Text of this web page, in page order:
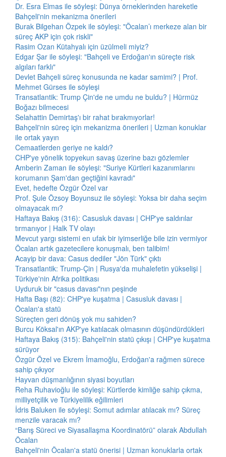
Dr. Esra Elmas ile söyleşi: Dünya örneklerinden hareketle
Bahçeli'nin mekanizma önerileri
Burak Bilgehan Özpek ile söyleşi: "Öcalan’ı merkeze alan bir
süreç AKP için çok riskli"
Rasim Ozan Kütahyalı için üzülmeli miyiz?
Edgar Şar ile söyleşi: "Bahçeli ve Erdoğan'ın süreçte risk
algıları farklı"
Devlet Bahçeli süreç konusunda ne kadar samimi? | Prof.
Mehmet Gürses ile söyleşi
Transatlantik: Trump Çin'de ne umdu ne buldu? | Hürmüz
Boğazı bilmecesi
Selahattin Demirtaş'ı bir rahat bırakmıyorlar!
Bahçeli'nin süreç için mekanizma önerileri | Uzman konuklar
ile ortak yayın
Cemaatlerden geriye ne kaldı?
CHP'ye yönelik topyekun savaş üzerine bazı gözlemler
Amberin Zaman ile söyleşi: "Suriye Kürtleri kazanımlarını
korumanın Şam'dan geçtiğini kavradı"
Evet, hedefte Özgür Özel var
Prof. Şule Özsoy Boyunsuz ile söyleşi: Yoksa bir daha seçim
olmayacak mı?
Haftaya Bakış (316): Casusluk davası | CHP'ye saldırılar
tırmanıyor | Halk TV olayı
Mevcut yargı sistemi en ufak bir iyimserliğe bile izin vermiyor
Öcalan artık gazetecilere konuşmalı, ben talibim!
Acayip bir dava: Casus dediler "Jön Türk" çıktı
Transatlantik: Trump-Çin | Rusya'da muhalefetin yükselişi |
Türkiye'nin Afrika politikası
Uyduruk bir "casus davası"nın peşinde
Hafta Başı (82): CHP'ye kuşatma | Casusluk davası |
Öcalan'a statü
Süreçten geri dönüş yok mu sahiden?
Burcu Köksal'ın AKP'ye katılacak olmasının düşündürdükleri
Haftaya Bakış (315): Bahçeli'nin statü çıkışı | CHP'ye kuşatma
sürüyor
Özgür Özel ve Ekrem İmamoğlu, Erdoğan'a rağmen sürece
sahip çıkıyor
Hayvan düşmanlığının siyasi boyutları
Reha Ruhavioğlu ile söyleşi: Kürtlerde kimliğe sahip çıkma,
milliyetçilik ve Türkiyelilik eğilimleri
İdris Baluken ile söyleşi: Somut adımlar atılacak mı? Süreç
menzile varacak mı?
“Barış Süreci ve Siyasallaşma Koordinatörü” olarak Abdullah
Öcalan
Bahçeli'nin Öcalan'a statü önerisi | Uzman konuklarla ortak